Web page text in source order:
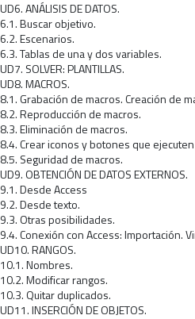
UD6. ANÁLISIS DE DATOS.
6.1. Buscar objetivo.
6.2. Escenarios.
6.3. Tablas de una y dos variables.
UD7. SOLVER: PLANTILLAS.
UD8. MACROS.
8.1. Grabación de macros. Creación de
8.2. Reproducción de macros.
8.3. Eliminación de macros.
8.4. Crear iconos y botones que
8.5. Seguridad de macros.
UD9. OBTENCIÓN DE DATOS EXTERNOS.
9.1. Desde Access
9.2. Desde texto.
9.3. Otras posibilidades.
9.4. Conexión con Access: Importación.
UD10. RANGOS.
10.1. Nombres.
10.2. Modificar rangos.
10.3. Quitar duplicados.
UD11. INSERCIÓN DE OBJETOS.